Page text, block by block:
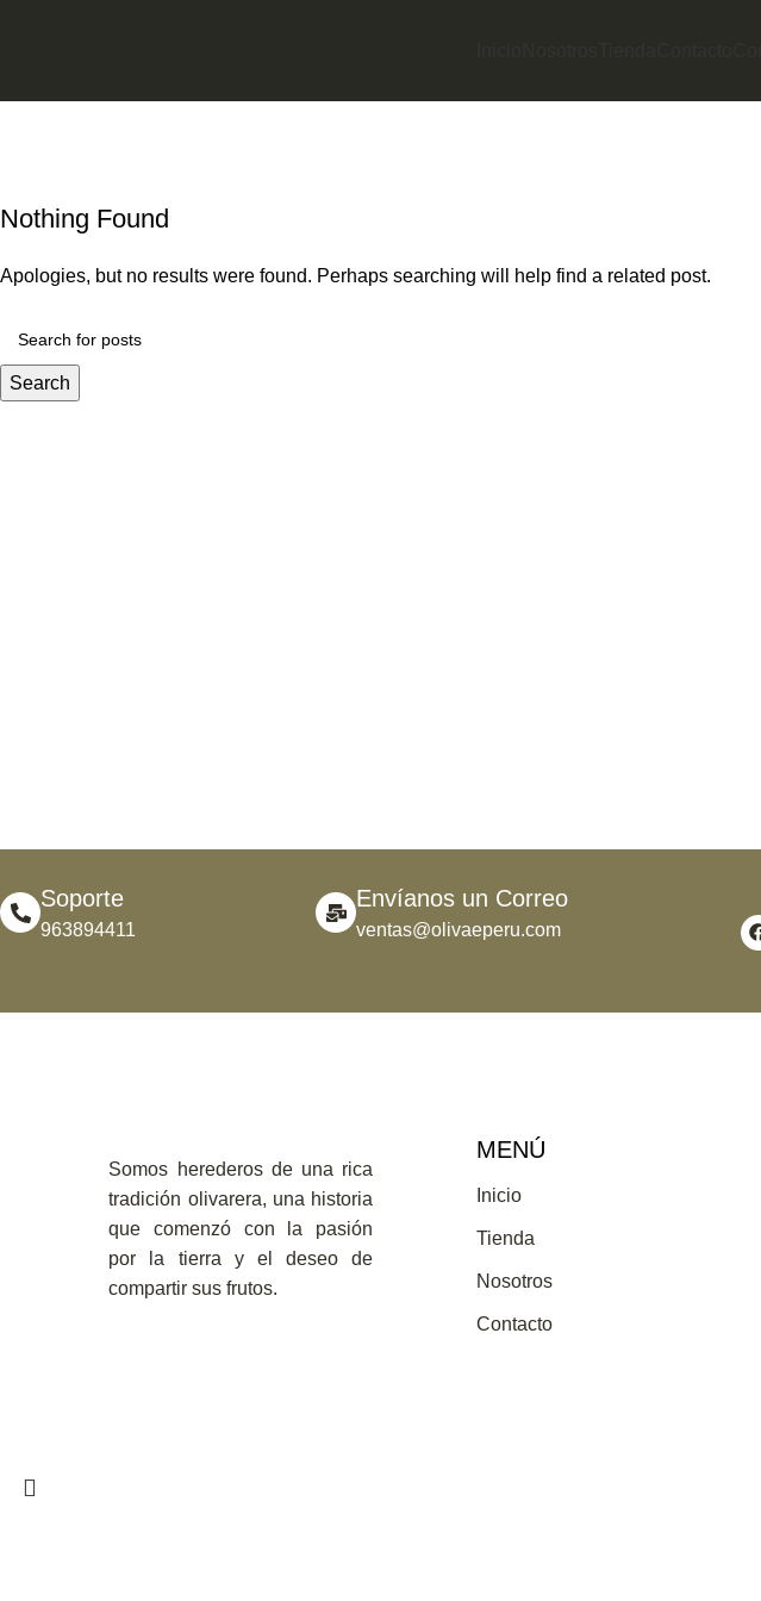
Nothing Found
Apologies, but no results were found. Perhaps searching will help find a related post.
Search
Soporte
963894411
Envíanos un Correo
ventas@olivaeperu.com
Somos herederos de una rica
tradición olivarera, una historia
que comenzó con la pasión
por la tierra y el deseo de
compartir sus frutos.
MENÚ
Inicio
Tienda
Nosotros
Contacto